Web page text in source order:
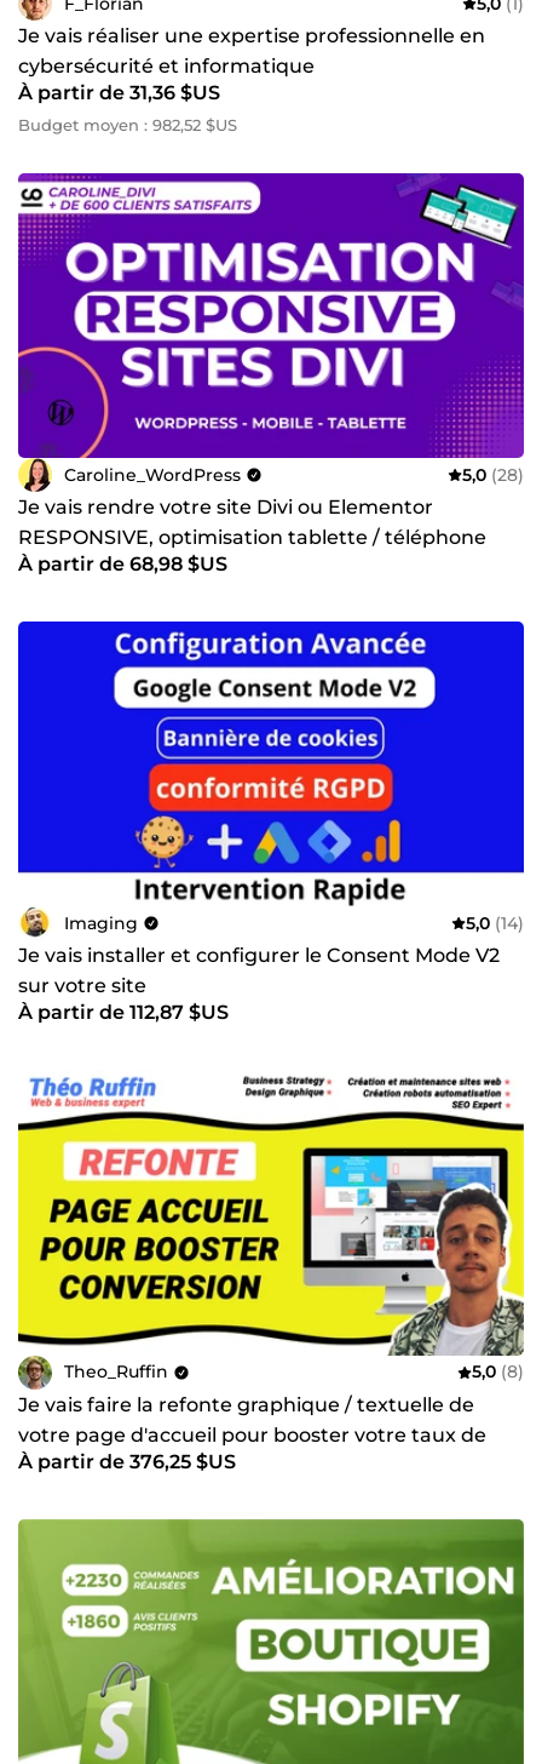
Je vais réaliser une expertise professionnelle en
cybersécurité et informatique
À partir de 31,36 $US
Budget moyen : 982,52 $US
Caroline_WordPress 5,0 (28)
Je vais rendre votre site Divi ou Elementor
RESPONSIVE, optimisation tablette / téléphone
À partir de 68,98 $US
Imaging 5,0 (14)
Je vais installer et configurer le Consent Mode V2
sur votre site
À partir de 112,87 $US
Theo_Ruffin 5,0 (8)
Je vais faire la refonte graphique / textuelle de
votre page d'accueil pour booster votre taux de
conversion
À partir de 376,25 $US